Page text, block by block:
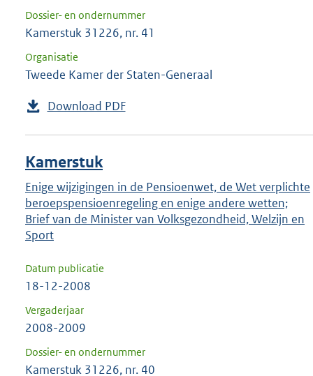
Dossier- en ondernummer
Kamerstuk 31226, nr. 41
Organisatie
Tweede Kamer der Staten-Generaal
Download PDF
Kamerstuk
Enige wijzigingen in de Pensioenwet, de Wet verplichte
beroepspensioenregeling en enige andere wetten;
Brief van de Minister van Volksgezondheid, Welzijn en
Sport
Datum publicatie
18-12-2008
Vergaderjaar
2008-2009
Dossier- en ondernummer
Kamerstuk 31226, nr. 40